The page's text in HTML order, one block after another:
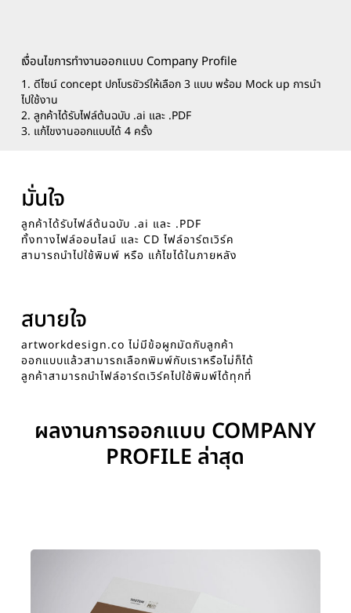
เงื่อนไขการทำงานออกแบบ Company Profile
1. ดีไซน์ concept ปกโบรชัวร์ให้เลือก 3 แบบ พร้อม Mock up การนำ
ไปใช้งาน
2. ลูกค้าได้รับไฟล์ต้นฉบับ .ai และ .PDF
3. แก้ไขงานออกแบบได้ 4 ครั้ง
มั่นใจ
ลูกค้าได้รับไฟล์ต้นฉบับ .ai และ .PDF
ทั้งทางไฟล์ออนไลน์ และ CD ไฟล์อาร์ตเวิร์ค
สามารถนำไปใช้พิมพ์ หรือ แก้ไขได้ในภายหลัง
สบายใจ
artworkdesign.co ไม่มีข้อผูกมัดกับลูกค้า
ออกแบบแล้วสามารถเลือกพิมพ์กับเราหรือไม่ก็ได้
ลูกค้าสามารถนำไฟล์อาร์ตเวิร์คไปใช้พิมพ์ได้ทุกที่
ผลงานการออกแบบ COMPANY
PROFILE ล่าสุด